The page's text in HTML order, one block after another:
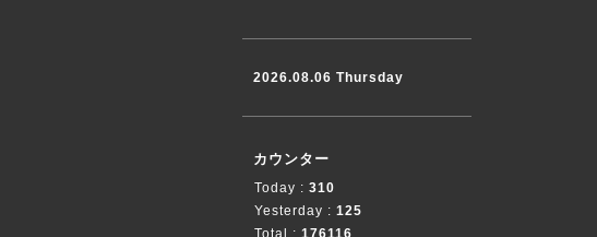
2026.08.06 Thursday
カウンター
Today : 310
Yesterday : 125
Total : 176116